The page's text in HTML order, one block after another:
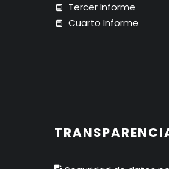
Tercer Informe
Cuarto Informe